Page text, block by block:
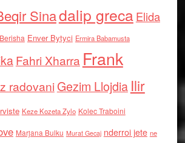
Sinadalip grecaElida
Enver Bytyci Ermira Babamusta
Fahri Xharra Frank
radovaniGezim Llojdia Ilir
Keze Kozeta Zylo Kolec Traboini
Marjana Bulku Murat Gecaj nderroi jete ne